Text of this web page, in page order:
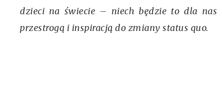
dzieci na świecie – niech będzie to dla nas
przestrogą i inspiracją do zmiany status quo.